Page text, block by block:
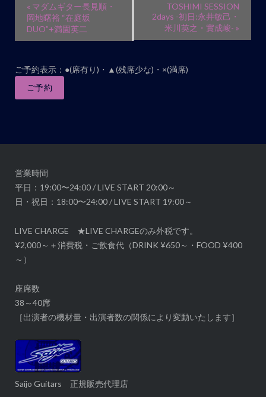
ナ
ビ
ゲ
ョ
« マダムギター長見順・
岡地曙裕 “在庭坂
DUO”+満園英二
TOSHIMI SESSION
2days -初日:永井敏己・
米川英之・實成峻- »
ご予約表示：●(席有り)・▲(残席少な)・×(満席)
ご予約
営業時間
平日：19:00〜24:00 / LIVE START 20:00～
日・祝日：18:00〜24:00 / LIVE START 19:00～
LIVE CHARGE ★LIVE CHARGEのみ外税です。
¥2,000～＋消費税・ご飲食代（DRINK ¥650～・FOOD ¥400
～）
座席数
38～40席
［出演者の機材量・出演者数の関係により変動いたします］
Saijo Guitars 正規販売代理店